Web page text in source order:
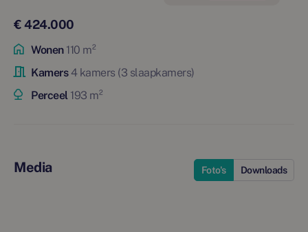
€ 424.000
Wonen110 m²
Kamers4 kamers (3 slaapkamers)
Perceel193 m²
Media Foto's Downloads